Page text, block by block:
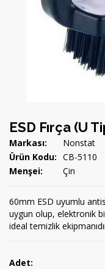
ESD Fırça (U
Markası:
Nonstat
Ürün Kodu: CB-5110
Menşei:
Çin
60mm ESD uyumlu
uygun olup, elektronik
ideal temizlik
Adet: